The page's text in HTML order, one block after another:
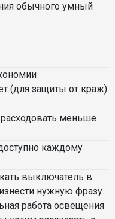
обычного умный
(для защиты от краж)
меньше
каждому
выключатель в
нужную фразу.
работа освещения